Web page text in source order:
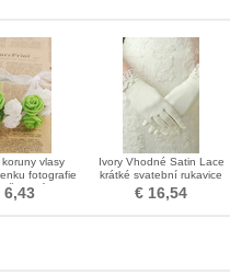
vlasy
fotografie
6,43
Ivory Vhodné Satin Lace
krátké svatební rukavice
€ 16,54